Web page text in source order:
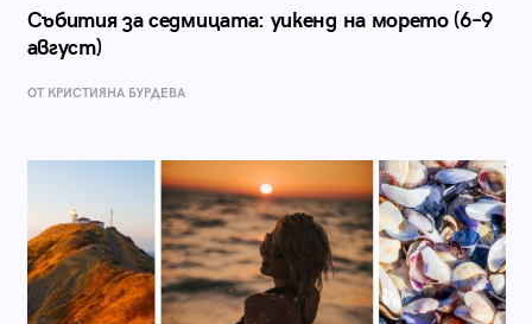
Събития за седмицата: уикенд на морето (6–9
август)
ОТ КРИСТИЯНА БУРДЕВА